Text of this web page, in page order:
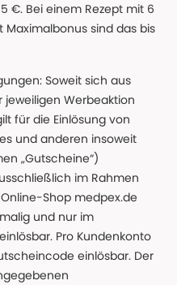
€. Bei einem Rezept mit 6
sind das bis
Soweit sich aus
Werbeaktion
für die Einlösung von
und anderen insoweit
„Gutscheine“)
im Rahmen
Shop medpex.de
und nur im
Pro Kundenkonto
einlösbar. Der